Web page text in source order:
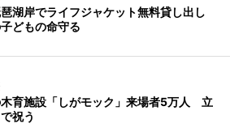
湖岸でライフジャケット無料貸し出し
どもの命守る
木育施設「しがモック」来場者5万人 立
祝う